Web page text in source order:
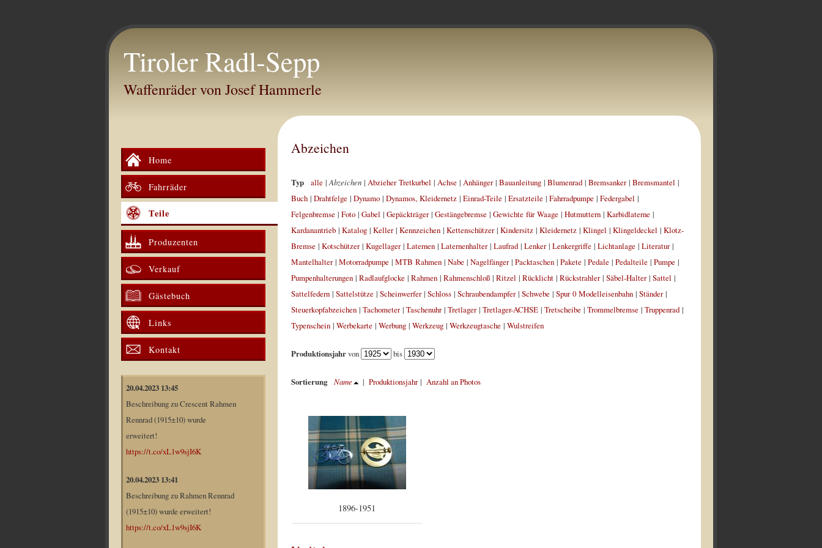
Tiroler Radl-Sepp
Waffenräder von Josef Hammerle
Home
Fahrräder
Teile
Produzenten
Verkauf
Gästebuch
Links
Kontakt
20.04.2023 13:45
Beschreibung zu Crescent Rahmen
Rennrad (1915±10) wurde
erweitert!
https://t.co/xL1w9sjI6K
20.04.2023 13:41
Beschreibung zu Rahmen Rennrad
(1915±10) wurde erweitert!
https://t.co/xL1w9sjI6K
Abzeichen
Typ alle|Abzeichen| Abzieher Tretkurbel | Achse| Anhänger| Bauanleitung| Blumenrad| Bremsanker| Bremsmantel |
Buch| Drahtfelge| Dynamo| Dynamos, Kleidernetz| Einrad-Teile| Ersatzteile| Fahrradpumpe| Federgabel |
Felgenbremse| Foto| Gabel | Gepäckträger| Gestängebremse| Gewichte für Waage| Hutmuttern| Karbidlaterne|
Kardanantrieb| Katalog| Keller| Kennzeichen| Kettenschützer| Kindersitz| Kleidernetz| Klingel | Klingeldeckel | Klotz-
Bremse| Kotschützer| Kugellager| Laternen| Laternenhalter| Laufrad| Lenker| Lenkergriffe| Lichtanlage| Literatur|
Mantelhalter| Motorradpumpe| MTB Rahmen| Nabe| Nagelfänger| Packtaschen| Pakete| Pedale| Pedalteile| Pumpe|
Pumpenhalterungen| Radlaufglocke| Rahmen| Rahmenschloß| Ritzel | Rücklicht| Rückstrahler| Säbel-Halter| Sattel |
Sattelfedern| Sattelstütze| Scheinwerfer| Schloss| Schraubendampfer| Schwebe| Spur 0 Modelleisenbahn| Ständer|
Steuerkopfabzeichen| Tachometer| Taschenuhr| Tretlager| Tretlager-ACHSE| Tretscheibe| Trommelbremse| Truppenrad|
Typenschein| Werbekarte| Werbung| Werkzeug| Werkzeugtasche| Wulstreifen
Produktionsjahrvon bis
Sortierung Name | Produktionsjahr| Anzahl an Photos
1896-1951